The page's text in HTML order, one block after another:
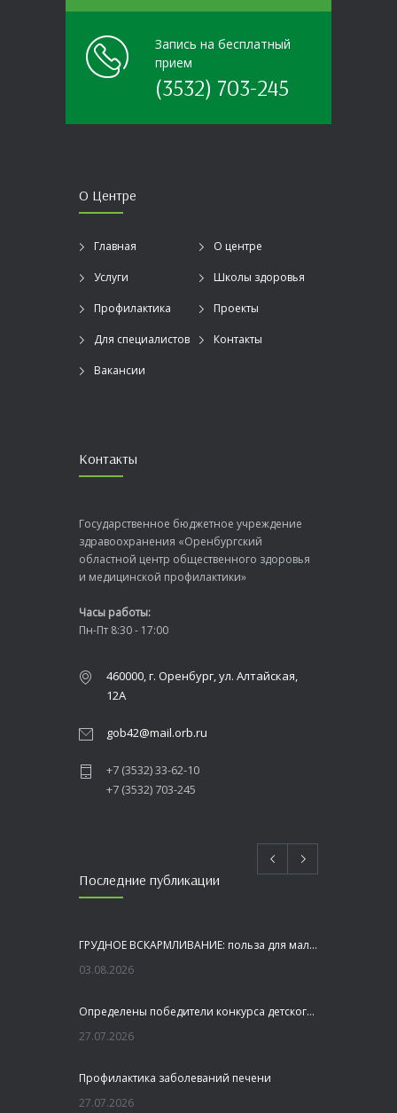
Запись на бесплатный
прием
(3532) 703-245
О Центре
Главная О центре
Услуги Школы здоровья
Профилактика Проекты
Для специалистов Контакты
Вакансии
Контакты
Государственное бюджетное учреждение
здравоохранения «Оренбургский
областной центр общественного здоровья
и медицинской профилактики»
Часы работы:
Пн-Пт 8:30 - 17:00
460000, г. Оренбург, ул. Алтайская,
12А
gob42@mail.orb.ru
+7 (3532) 33-62-10
+7 (3532) 703-245
Последние публикации
ГРУДНОЕ ВСКАРМЛИВАНИЕ: польза для малыша и мамы
03.08.2026
Определены победители конкурса детского рисунка «Я шагаю по Оренбуржью»
27.07.2026
Профилактика заболеваний печени
27.07.2026